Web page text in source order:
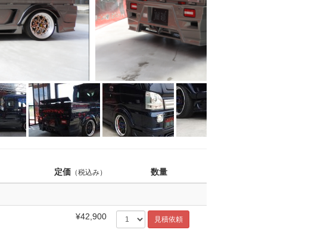
定価 （税込み） 数量
¥42,900